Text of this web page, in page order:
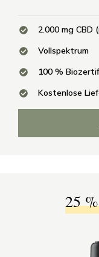
2.000 mg CBD
Vollspektrum
100 %
Kostenlose
25